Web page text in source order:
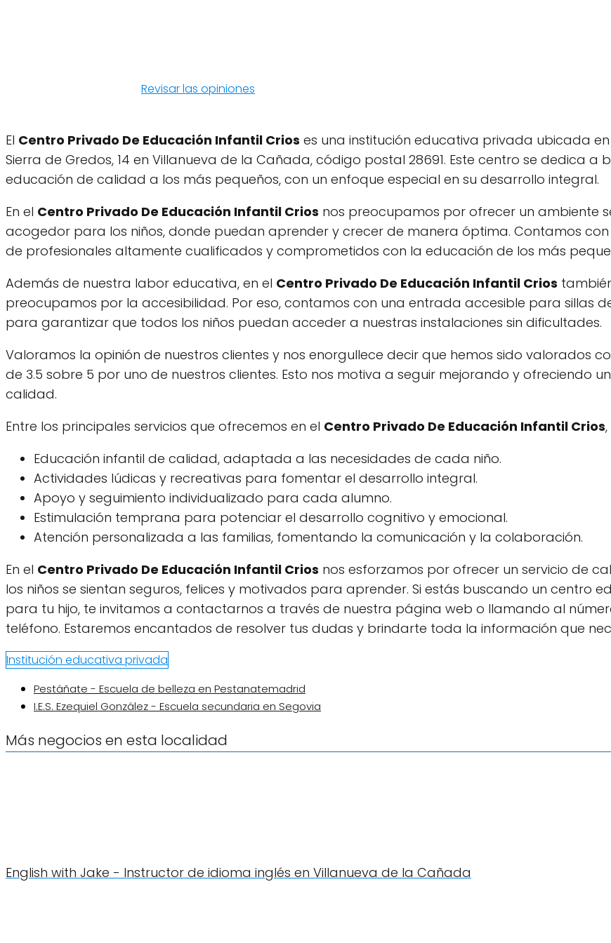
Revisar las opiniones
El Centro Privado De Educación Infantil Crios es una institución educativa privada ubicada
Sierra de Gredos, 14 en Villanueva de la Cañada, código postal 28691. Este centro se dedica a
educación de calidad a los más pequeños, con un enfoque especial en su desarrollo integral.
En el Centro Privado De Educación Infantil Crios nos preocupamos por ofrecer un ambiente
acogedor para los niños, donde puedan aprender y crecer de manera óptima. Contamos
de profesionales altamente cualificados y comprometidos con la educación de los más
Además de nuestra labor educativa, en el Centro Privado De Educación Infantil Crios
preocupamos por la accesibilidad. Por eso, contamos con una entrada accesible para sillas
para garantizar que todos los niños puedan acceder a nuestras instalaciones sin dificultades.
Valoramos la opinión de nuestros clientes y nos enorgullece decir que hemos sido valorados
de 3.5 sobre 5 por uno de nuestros clientes. Esto nos motiva a seguir mejorando y ofreciendo
calidad.
Entre los principales servicios que ofrecemos en el Centro Privado De Educación Infantil Crios
Educación infantil de calidad, adaptada a las necesidades de cada niño.
Actividades lúdicas y recreativas para fomentar el desarrollo integral.
Apoyo y seguimiento individualizado para cada alumno.
Estimulación temprana para potenciar el desarrollo cognitivo y emocional.
Atención personalizada a las familias, fomentando la comunicación y la colaboración.
En el Centro Privado De Educación Infantil Crios nos esforzamos por ofrecer un servicio de
los niños se sientan seguros, felices y motivados para aprender. Si estás buscando un centro
para tu hijo, te invitamos a contactarnos a través de nuestra página web o llamando al
teléfono. Estaremos encantados de resolver tus dudas y brindarte toda la información que
Institución educativa privada
Pestáñate - Escuela de belleza en Pestanatemadrid
I.E.S. Ezequiel González - Escuela secundaria en Segovia
Más negocios en esta localidad
English with Jake - Instructor de idioma inglés en Villanueva de la Cañada